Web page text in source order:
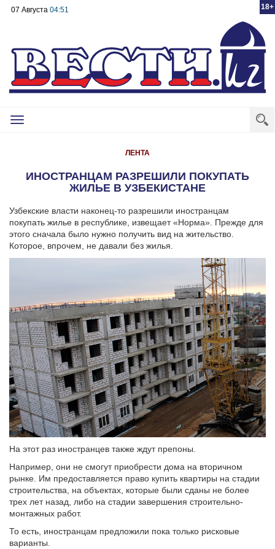
18+
07 Августа 04:51
Toggle
ЛЕНТА
ИНОСТРАНЦАМ РАЗРЕШИЛИ ПОКУПАТЬ
ЖИЛЬЕ В УЗБЕКИСТАНЕ
Узбекские власти наконец-то разрешили иностранцам
покупать жилье в республике, извещает «Норма». Прежде для
этого сначала было нужно получить вид на жительство.
Которое, впрочем, не давали без жилья.
На этот раз иностранцев также ждут препоны.
Например, они не смогут приобрести дома на вторичном
рынке. Им предоставляется право купить квартиры на стадии
строительства, на объектах, которые были сданы не более
трех лет назад, либо на стадии завершения строительно-
монтажных работ.
То есть, иностранцам предложили пока только рисковые
варианты.